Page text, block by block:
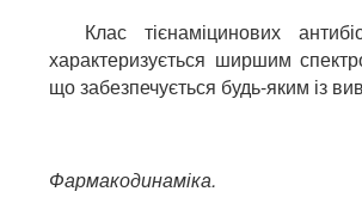
Клас тієнаміцинових
характеризується ширшим
що забезпечується будь-яким із
Фармакодинаміка.